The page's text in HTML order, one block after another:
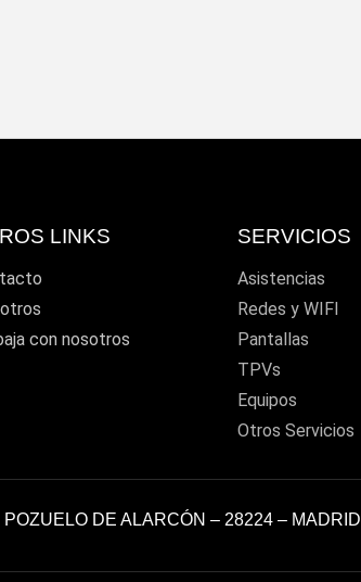
LINKS
con nosotros
SERVICIOS
Asistencias
Redes y WIFI
Pantallas
TPVs
Equipos
Otros Servicios
DE ALARCÓN – 28224 – MADRID